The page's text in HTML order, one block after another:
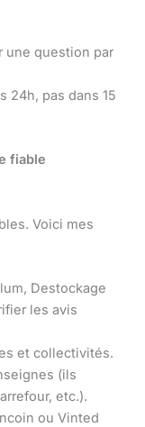
une question par
24h, pas dans 15
fiable
Voici mes
Destockage
les avis
et collectivités.
(ils
etc.).
ou Vinted